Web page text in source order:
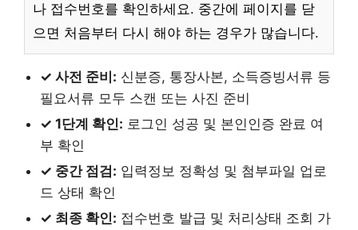
나 접수번호를 확인하세요. 중간에 페이지를 닫
으면 처음부터 다시 해야 하는 경우가 많습니다.
✓ 사전 준비: 신분증, 통장사본, 소득증빙서류 등
필요서류 모두 스캔 또는 사진 준비
✓ 1단계 확인: 로그인 성공 및 본인인증 완료 여
부 확인
✓ 중간 점검: 입력정보 정확성 및 첨부파일 업로
드 상태 확인
✓ 최종 확인: 접수번호 발급 및 처리상태 조회 가